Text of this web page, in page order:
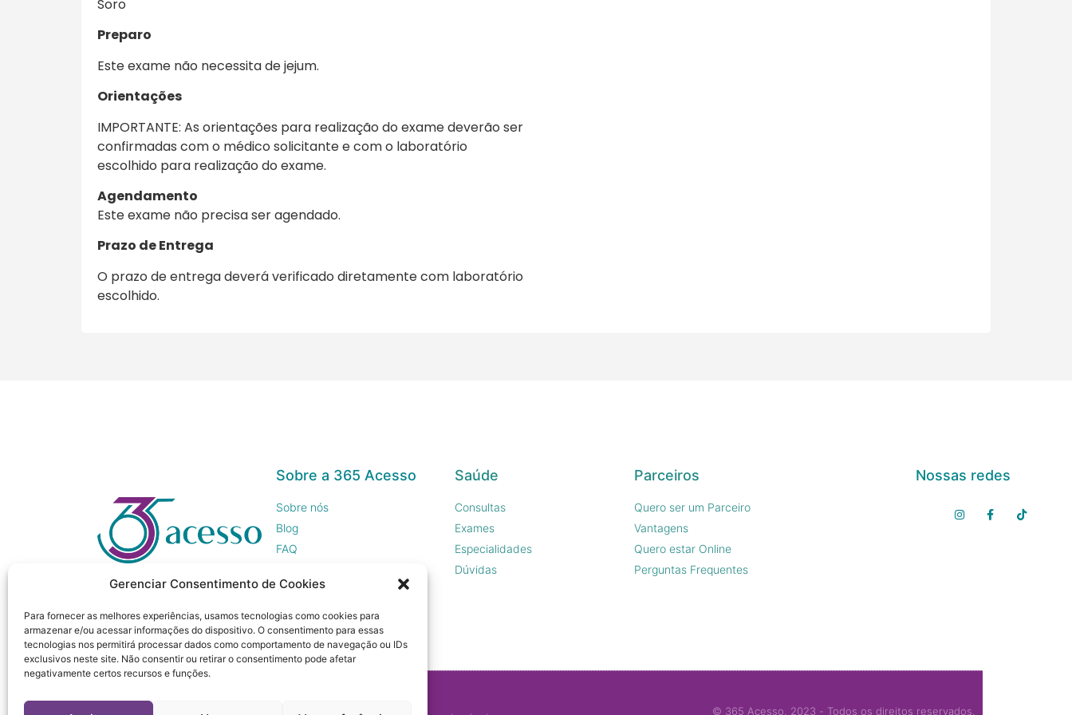
Gerenciar Consentimento de Cookies
Para fornecer as melhores experiências, usamos tecnologias como cookies para
armazenar e/ou acessar informações do dispositivo. O consentimento para essas
tecnologias nos permitirá processar dados como comportamento de navegação ou IDs
exclusivos neste site. Não consentir ou retirar o consentimento pode afetar
negativamente certos recursos e funções.
Soro
Preparo
Este exame não necessita de jejum.
Orientações
IMPORTANTE: As orientações para realização do exame deverão ser
confirmadas com o médico solicitante e com o laboratório
escolhido para realização do exame.
Agendamento
Este exame não precisa ser agendado.
Prazo de Entrega
O prazo de entrega deverá verificado diretamente com laboratório
escolhido.
Sobre a 365 Acesso
Sobre nós
Blog
FAQ
Imprensa
Saúde
Consultas
Exames
Especialidades
Dúvidas
Parceiros
Quero ser um Parceiro
Vantagens
Quero estar Online
Perguntas Frequentes
Nossas redes
© 365 Acesso, 2023 - Todos os direitos reservados.
© 365 Acesso, 2023 - Todos os direitos reservados.